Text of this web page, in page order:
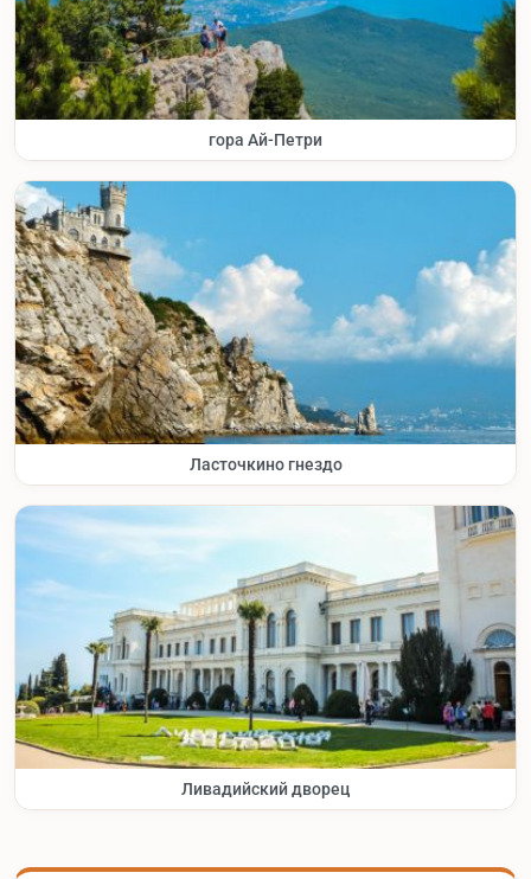
гора Ай-Петри
Ласточкино гнездо
Ливадийский дворец